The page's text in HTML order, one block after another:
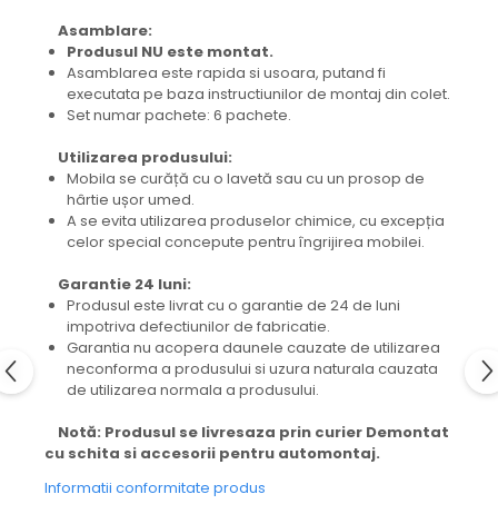
Asamblare:
Produsul NU este montat.
Asamblarea este rapida si usoara, putand fi
executata pe baza instructiunilor de montaj din colet.
Set numar pachete: 6 pachete.
Utilizarea produsului:
Mobila se curăță cu o lavetă sau cu un prosop de
hârtie ușor umed.
A se evita utilizarea produselor chimice, cu excepția
celor special concepute pentru îngrijirea mobilei.
Garantie 24 luni:
Produsul este livrat cu o garantie de 24 de luni
impotriva defectiunilor de fabricatie.
Garantia nu acopera daunele cauzate de utilizarea
neconforma a produsului si uzura naturala cauzata
de utilizarea normala a produsului.
Notă: Produsul se livresaza prin curier Demontat
cu schita si accesorii pentru automontaj.
Informatii conformitate produs